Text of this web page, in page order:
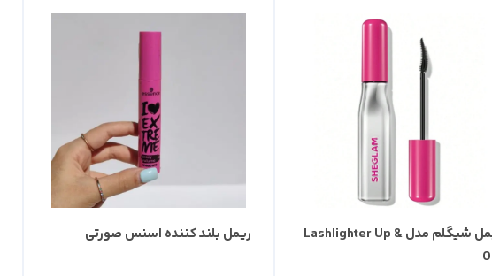
ریمل شیگلم مدل Lashlighter Up &
ریمل بلند کننده اسنس صورتی